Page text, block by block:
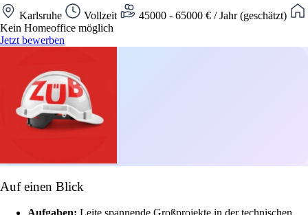
Karlsruhe Vollzeit
45000 - 65000 € / Jahr (geschätzt)
Kein Homeoffice möglich
Jetzt bewerben
Auf einen Blick